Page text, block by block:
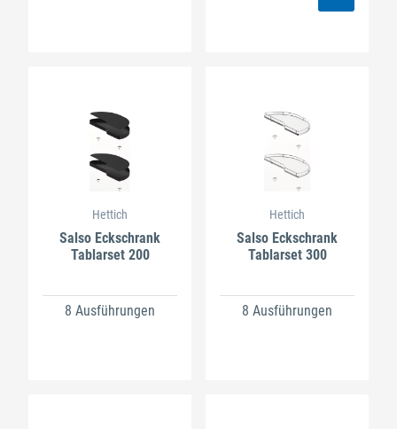
Hettich
Salso Eckschrank
Tablarset 200
8 Ausführungen
Hettich
Salso Eckschrank
Tablarset 300
8 Ausführungen